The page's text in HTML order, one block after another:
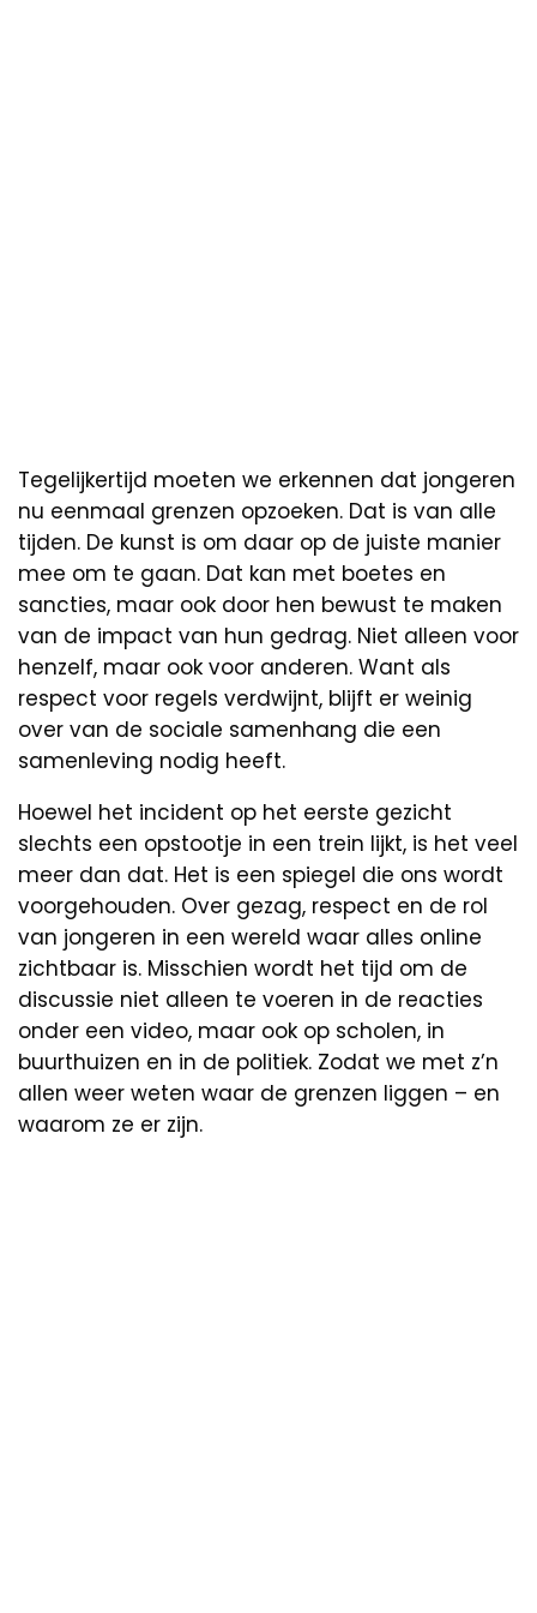
Tegelijkertijd moeten we erkennen dat jongeren
nu eenmaal grenzen opzoeken. Dat is van alle
tijden. De kunst is om daar op de juiste manier
mee om te gaan. Dat kan met boetes en
sancties, maar ook door hen bewust te maken
van de impact van hun gedrag. Niet alleen voor
henzelf, maar ook voor anderen. Want als
respect voor regels verdwijnt, blijft er weinig
over van de sociale samenhang die een
samenleving nodig heeft.
Hoewel het incident op het eerste gezicht
slechts een opstootje in een trein lijkt, is het veel
meer dan dat. Het is een spiegel die ons wordt
voorgehouden. Over gezag, respect en de rol
van jongeren in een wereld waar alles online
zichtbaar is. Misschien wordt het tijd om de
discussie niet alleen te voeren in de reacties
onder een video, maar ook op scholen, in
buurthuizen en in de politiek. Zodat we met z’n
allen weer weten waar de grenzen liggen – en
waarom ze er zijn.